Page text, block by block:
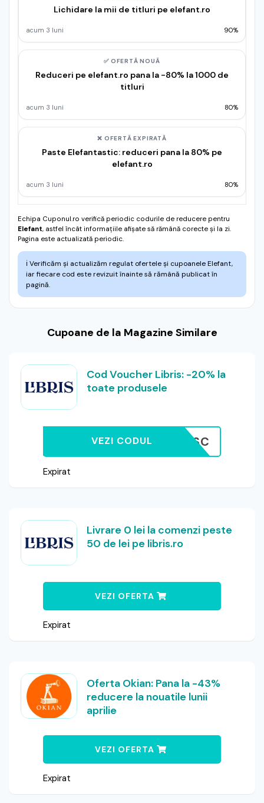
Lichidare la mii de titluri pe elefant.ro
acum 3 luni 90%
✅ OFERTĂ NOUĂ
Reduceri pe elefant.ro pana la -80% la 1000 de
titluri
acum 3 luni 80%
❌ OFERTĂ EXPIRATĂ
Paste Elefantastic: reduceri pana la 80% pe
elefant.ro
acum 3 luni 80%
Echipa Cuponul.ro verifică periodic codurile de reducere pentru
Elefant, astfel încât informațiile afișate să rămână corecte și la zi.
Pagina este actualizată periodic.
ℹ️ Verificăm și actualizăm regulat ofertele și cupoanele Elefant,
iar fiecare cod este revizuit înainte să rămână publicat în
pagină.
Cupoane de la Magazine Similare
Cod Voucher Libris: -20% la
toate produsele
B20CITESC
VEZI CODUL
Expirat
Livrare 0 lei la comenzi peste
50 de lei pe libris.ro
VEZI OFERTA
Expirat
Oferta Okian: Pana la -43%
reducere la nouatile lunii
aprilie
VEZI OFERTA
Expirat